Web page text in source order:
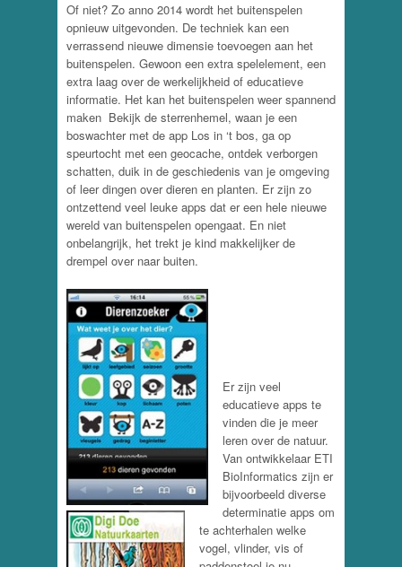
Of niet? Zo anno 2014 wordt het buitenspelen
opnieuw uitgevonden. De techniek kan een
verrassend nieuwe dimensie toevoegen aan het
buitenspelen. Gewoon een extra spelelement, een
extra laag over de werkelijkheid of educatieve
informatie. Het kan het buitenspelen weer spannend
maken Bekijk de sterrenhemel, waan je een
boswachter met de app Los in ‘t bos, ga op
speurtocht met een geocache, ontdek verborgen
schatten, duik in de geschiedenis van je omgeving
of leer dingen over dieren en planten. Er zijn zo
ontzettend veel leuke apps dat er een hele nieuwe
wereld van buitenspelen opengaat. En niet
onbelangrijk, het trekt je kind makkelijker de
drempel over naar buiten.
Er zijn veel
educatieve apps te
vinden die je meer
leren over de natuur.
Van ontwikkelaar ETI
BioInformatics zijn er
bijvoorbeeld diverse
determinatie apps om
te achterhalen welke
vogel, vlinder, vis of